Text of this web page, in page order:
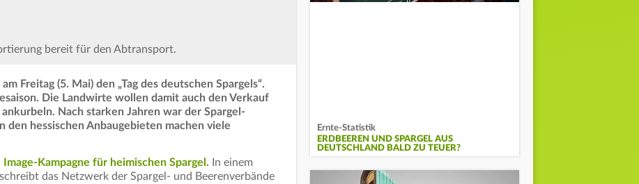
bereit für den Abtransport.
Freitag (5. Mai) den „Tag des deutschen Spargels“.
Die Landwirte wollen damit auch den Verkauf
Nach starken Jahren war der Spargel-
den hessischen Anbaugebieten machen viele
Kampagne für heimischen Spargel. In einem
das Netzwerk der Spargel- und Beerenverbände
Ernte-Statistik
ERDBEEREN UND SPARGEL AUS
DEUTSCHLAND BALD ZU TEUER?